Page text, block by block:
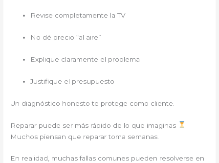
Revise completamente la TV
No dé precio “al aire”
Explique claramente el problema
Justifique el presupuesto
Un diagnóstico honesto te protege como cliente.
Reparar puede ser más rápido de lo que imaginas
Muchos piensan que reparar toma semanas.
En realidad, muchas fallas comunes pueden resolverse en